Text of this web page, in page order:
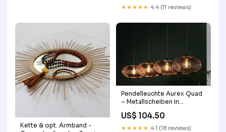
★★★★★ 4.4 (11 reviews)
Kette & opt. Armband -
Pendelleuchte Aurex Quad
– Metallscheiben in
Akzenten (4-flammig)
Breite_160cm
US$ 104.50
★★★★★ 4.1 (18 reviews)